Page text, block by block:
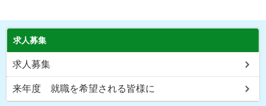
求人募集
求人募集
来年度 就職を希望される皆様に